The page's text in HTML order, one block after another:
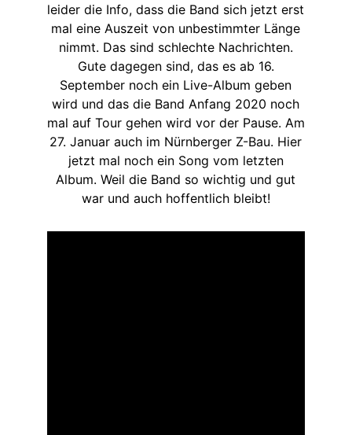
leider die Info, dass die Band sich jetzt erst
mal eine Auszeit von unbestimmter Länge
nimmt. Das sind schlechte Nachrichten.
Gute dagegen sind, das es ab 16.
September noch ein Live-Album geben
wird und das die Band Anfang 2020 noch
mal auf Tour gehen wird vor der Pause. Am
27. Januar auch im Nürnberger Z-Bau. Hier
jetzt mal noch ein Song vom letzten
Album. Weil die Band so wichtig und gut
war und auch hoffentlich bleibt!